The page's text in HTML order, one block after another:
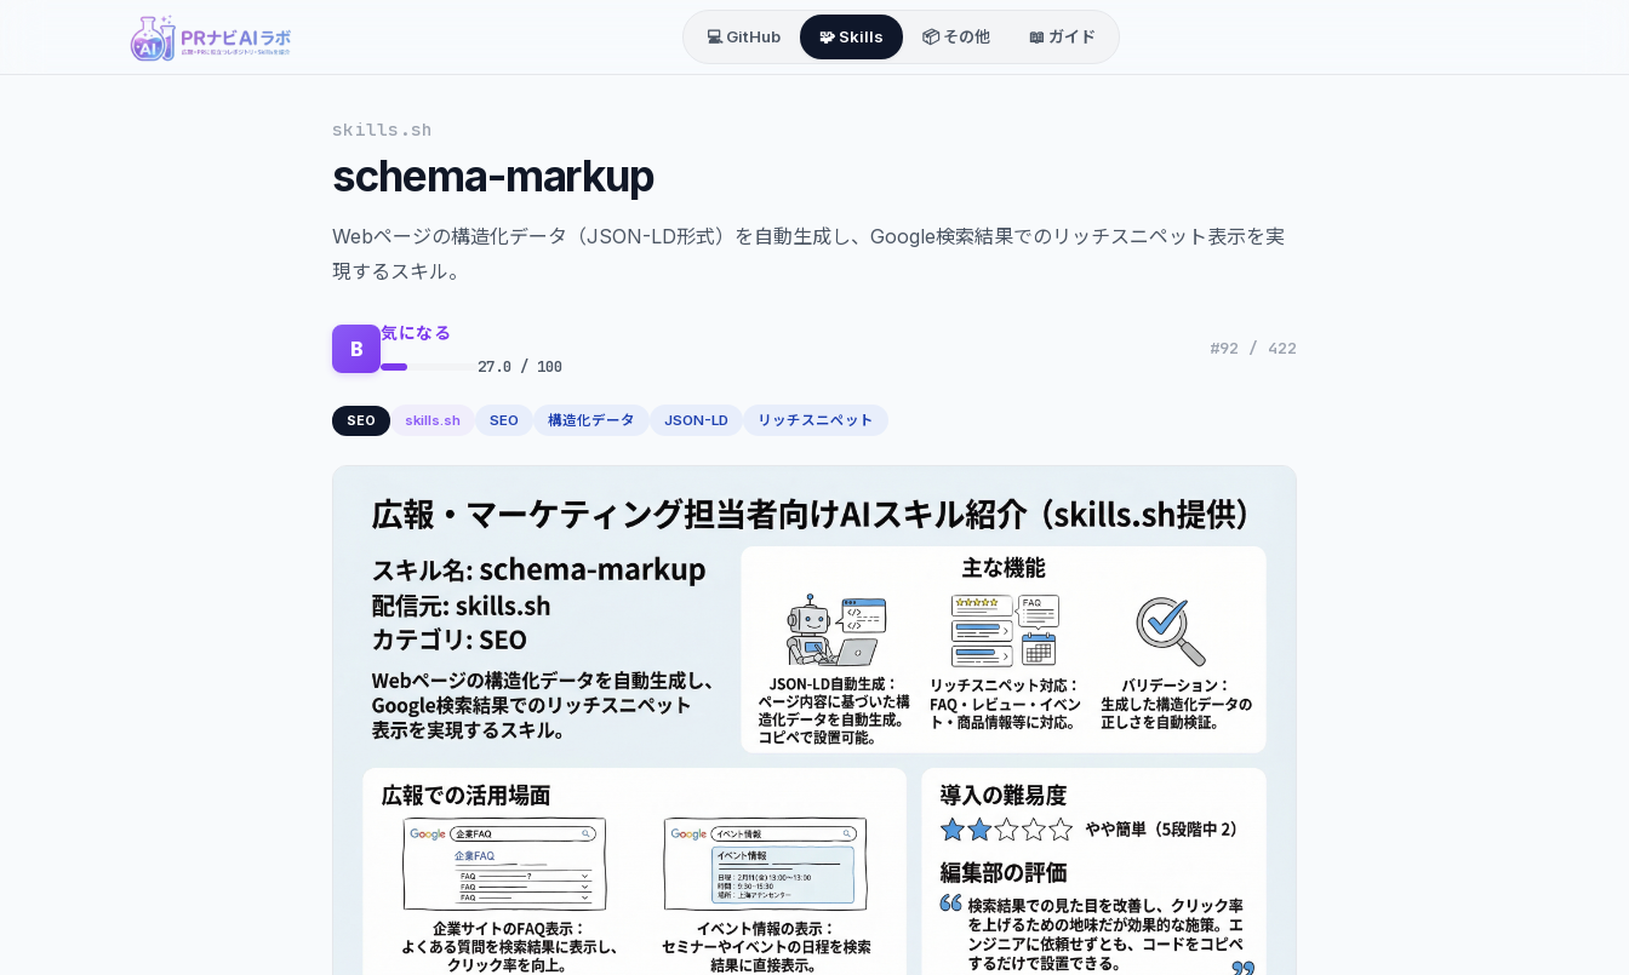
💻 GitHub 🧩 Skills 📦 その他 📖 ガイド
skills.sh
schema-markup
Webページの構造化データ（JSON-LD形式）を自動生成し、Google検索結果でのリッチスニペット表示を実
現するスキル。
B
気になる
27.0 / 100
#92 / 422
SEO skills.sh SEO 構造化データ JSON-LD リッチスニペット